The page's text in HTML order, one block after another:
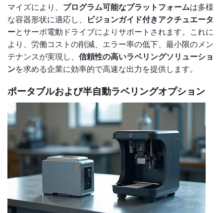
マイズにより、 プログラム可能なプラットフォームは多様
な容器形状に適応し、
ビジョンガイド付きアクチュエータ
ーとサーボ電動ドライブによりサポートされます。これに
より、労働コストの削減、エラー率の低下、最小限のメン
テナンスが実現し、 信頼性の高いラベリングソリューショ
ンを求める企業に効率的で高速な出力を提供します。
ポータブルおよび半自動ラベリングオプション